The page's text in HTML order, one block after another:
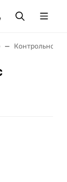
Контрольно-